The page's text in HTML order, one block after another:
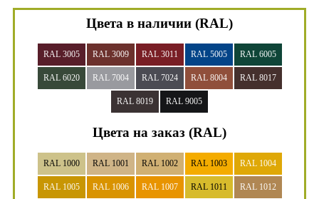
Цвета в наличии (RAL)
RAL 3005 RAL 3009 RAL 3011 RAL 5005 RAL 6005
RAL 6020 RAL 7004 RAL 7024 RAL 8004 RAL 8017
RAL 8019 RAL 9005
Цвета на заказ (RAL)
RAL 1000 RAL 1001 RAL 1002 RAL 1003 RAL 1004
RAL 1005 RAL 1006 RAL 1007 RAL 1011 RAL 1012